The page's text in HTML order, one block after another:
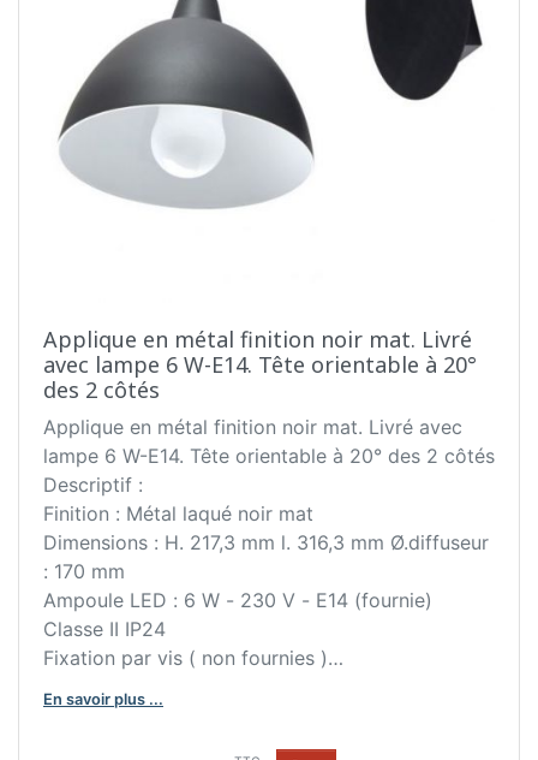
Applique en métal finition noir mat. Livré
avec lampe 6 W-E14. Tête orientable à 20°
des 2 côtés
Applique en métal finition noir mat. Livré avec
lampe 6 W-E14. Tête orientable à 20° des 2 côtés
Descriptif :
Finition : Métal laqué noir mat
Dimensions : H. 217,3 mm l. 316,3 mm Ø.diffuseur
: 170 mm
Ampoule LED : 6 W - 230 V - E14 (fournie)
Classe II IP24
Fixation par vis ( non fournies )
Câble d'alimentation : 120 mm maxi.
Bon à savoir:
Platine de fixation Ø 150 mm , épaisseur 18 mm
En savoir plus ...